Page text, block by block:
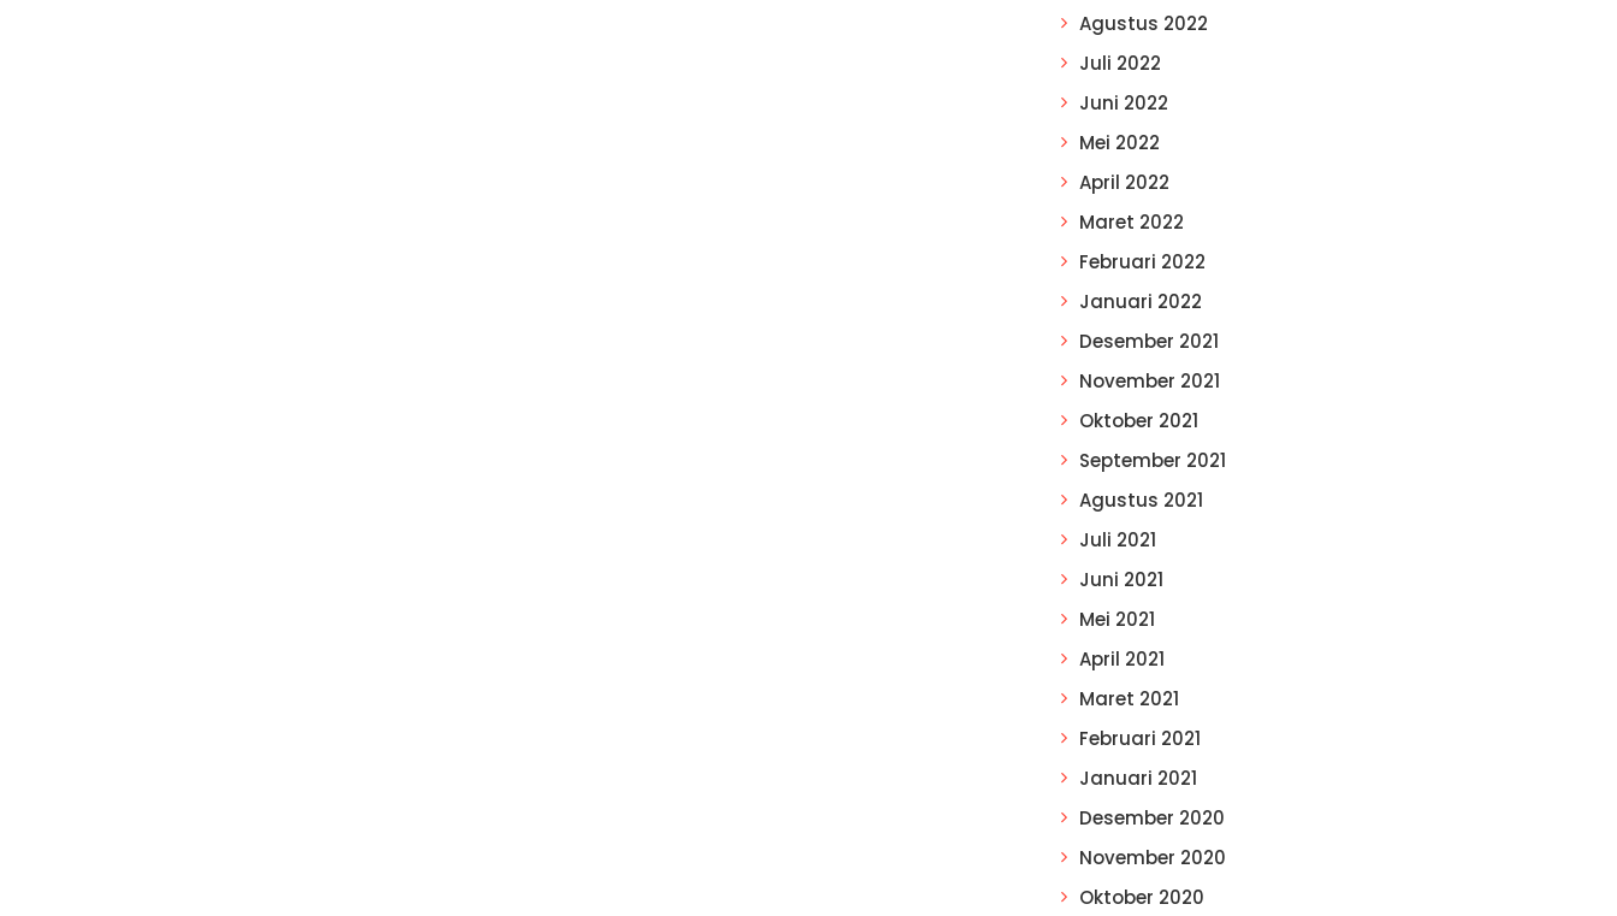
Agustus 2022
Juli 2022
Juni 2022
Mei 2022
April 2022
Maret 2022
Februari 2022
Januari 2022
Desember 2021
November 2021
Oktober 2021
September 2021
Agustus 2021
Juli 2021
Juni 2021
Mei 2021
April 2021
Maret 2021
Februari 2021
Januari 2021
Desember 2020
November 2020
Oktober 2020